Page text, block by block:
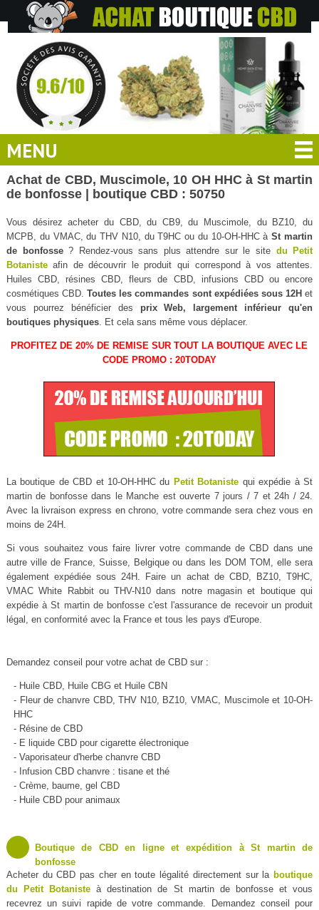
MENU
Achat de CBD, Muscimole, 10 OH HHC à St martin
de bonfosse | boutique CBD : 50750
Vous désirez acheter du CBD, du CB9, du Muscimole, du BZ10, du
MCPB, du VMAC, du THV N10, du T9HC ou du 10-OH-HHC àSt martin
de bonfosse? Rendez-vous sans plus attendre sur le site du Petit
Botanisteafin de découvrir le produit qui correspond à vos attentes.
Huiles CBD, résines CBD, fleurs de CBD, infusions CBD ou encore
cosmétiques CBD.Toutes les commandes sont expédiées sous 12H et
vous pourrez bénéficier des prix Web, largement inférieur qu'en
boutiques physiques. Et cela sans même vous déplacer.
PROFITEZ DE 20% DE REMISE SUR TOUT LA BOUTIQUE AVEC LE
CODE PROMO : 20TODAY
La boutique de CBD et 10-OH-HHC du Petit Botaniste qui expédie à St
martin de bonfosse dans le Manche est ouverte 7 jours / 7 et 24h / 24.
Avec la livraison express en chrono, votre commande sera chez vous en
moins de 24H.
Si vous souhaitez vous faire livrer votre commande de CBD dans une
autre ville de France, Suisse, Belgique ou dans les DOM TOM, elle sera
également expédiée sous 24H. Faire un achat de CBD, BZ10, T9HC,
VMAC White Rabbit ou THV-N10 dans notre magasin et boutique qui
expédie à St martin de bonfosse c'est l'assurance de recevoir un produit
légal, en conformité avec la France et tous les pays d'Europe.
Demandez conseil pour votre achat de CBD sur :
- Huile CBD, Huile CBG et Huile CBN
- Fleur de chanvre CBD, THV N10, BZ10, VMAC, Muscimole et 10-OH-
HHC
- Résine de CBD
- E liquide CBD pour cigarette électronique
- Vaporisateur d'herbe chanvre CBD
- Infusion CBD chanvre : tisane et thé
- Crème, baume, gel CBD
- Huile CBD pour animaux
Boutique de CBD en ligne et expédition à St martin de
bonfosse
Acheter du CBD pas cher en toute légalité directement sur la boutique
du Petit Botaniste à destination de St martin de bonfosse et vous
recevrez un suivi rapide de votre commande. Demandez conseil pour